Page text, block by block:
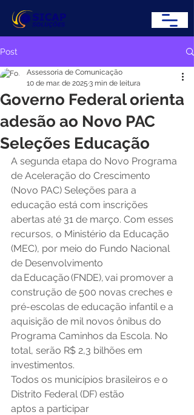
Post
Governo Federal orienta
adesão ao Novo PAC
Seleções Educação
Assessoria de Comunicação
10 de mar. de 2025 3 min de leitura
A segunda etapa do Novo Programa
de Aceleração do Crescimento
(Novo PAC) Seleções para a
educação está com inscrições
abertas até 31 de março. Com esses
recursos, o Ministério da Educação
(MEC), por meio do Fundo Nacional
de Desenvolvimento
da Educação (FNDE), vai promover a
construção de 500 novas creches e
pré-escolas de educação infantil e a
aquisição de mil novos ônibus do
Programa Caminhos da Escola. No
total, serão R$ 2,3 bilhões em
investimentos.
Todos os municípios brasileiros e o
Distrito Federal (DF) estão
aptos a participar